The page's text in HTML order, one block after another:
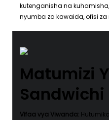
kutenganisha na
nyumba za kawaida, ofisi
Matumizi
Sandwichi
Vifaa vya Viwanda: